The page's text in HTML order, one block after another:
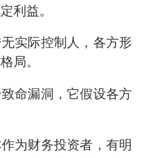
利益。
实际控制人，各方形
局。
命漏洞，它假设各方
为财务投资者，有明